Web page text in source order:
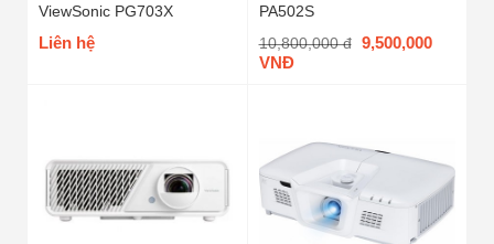
ViewSonic PG703X
Liên hệ
PA502S
10,800,000 đ 9,500,000
VNĐ